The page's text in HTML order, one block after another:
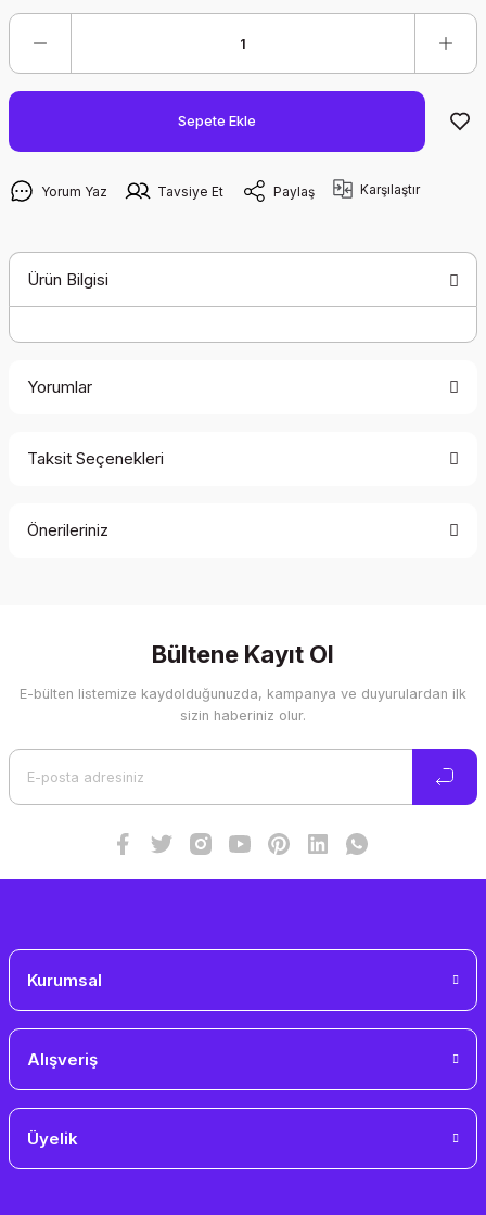
Sepete Ekle
Yorum Yaz Tavsiye Et Paylaş Karşılaştır
Ürün Bilgisi
Yorumlar
Taksit Seçenekleri
Önerileriniz
Görüş ve önerileriniz için teşekkür ederiz.
Ürün resmi kalitesiz, bozuk veya görüntülenemiyor.
Bültene Kayıt Ol
E-bülten listemize kaydolduğunuzda, kampanya ve duyurulardan ilk
sizin haberiniz olur.
Kurumsal
Alışveriş
Üyelik